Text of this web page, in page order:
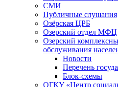
СМИ
Публичные слушания
Озёрская ЦРБ
Озерский отдел МФЦ
Озерский
обслуживания
Новости
Перечень
Блок-схемы
ОГКУ «Центр